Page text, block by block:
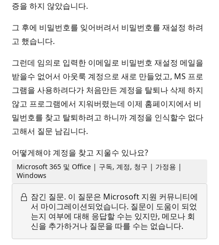
증을 하지 않았습니다.
그 후에 비밀번호를 잊어버려서 비밀번호를 재설정 하려
고 했습니다.
그런데 임의로 입력한 이메일로 비밀번호 재설정 메일을
받을수 없어서 아웃룩 계정으로 새로 만들었고, MS 프로
그램을 사용하려다가 처음만든 계정을 탈퇴나 삭제 하지
않고 프로그램에서 지워버렸는데 이제 홈페이지에서 비
밀번호를 찾고 탈퇴하려고 하니까 계정을 인식할수 없다
고해서 질문 남김니다.
어떻게해야 계정을 찾고 지울수 있나요?
Microsoft 365 및 Office | 구독, 계정, 청구 | 가정용 |
Windows
잠긴 질문. 이 질문은 Microsoft 지원 커뮤니티에
서 마이그레이션되었습니다. 질문이 도움이 되었
는지 여부에 대해 응답할 수는 있지만, 메모나 회
신을 추가하거나 질문을 따를 수는 없습니다.